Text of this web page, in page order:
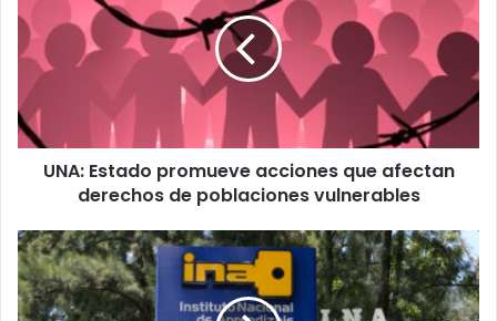
promueve
acciones
que
afectan
derechos
de
poblaciones
vulnerables
UNA: Estado promueve acciones que afectan
derechos de poblaciones vulnerables
¿Le
interesa
estudiar
otros